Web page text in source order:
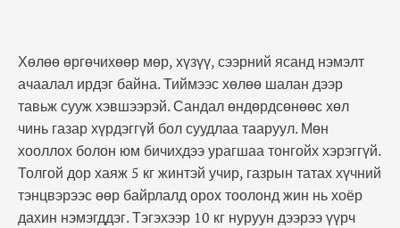
Хөлөө өргөчихөөр мөр, хүзүү, сээрний ясанд нэмэлт
ачаалал ирдэг байна. Тиймээс хөлөө шалан дээр
тавьж сууж хэвшээрэй. Сандал өндөрдсөнөөс хөл
чинь газар хүрдэггүй бол суудлаа тааруул. Мөн
хооллох болон юм бичихдээ урагшаа тонгойх хэрэггүй.
Толгой дор хаяж 5 кг жинтэй учир, газрын татах хүчний
тэнцвэрээс өөр байрлалд орох тоолонд жин нь хоёр
дахин нэмэгддэг. Тэгэхээр 10 кг нуруун дээрээ үүрч